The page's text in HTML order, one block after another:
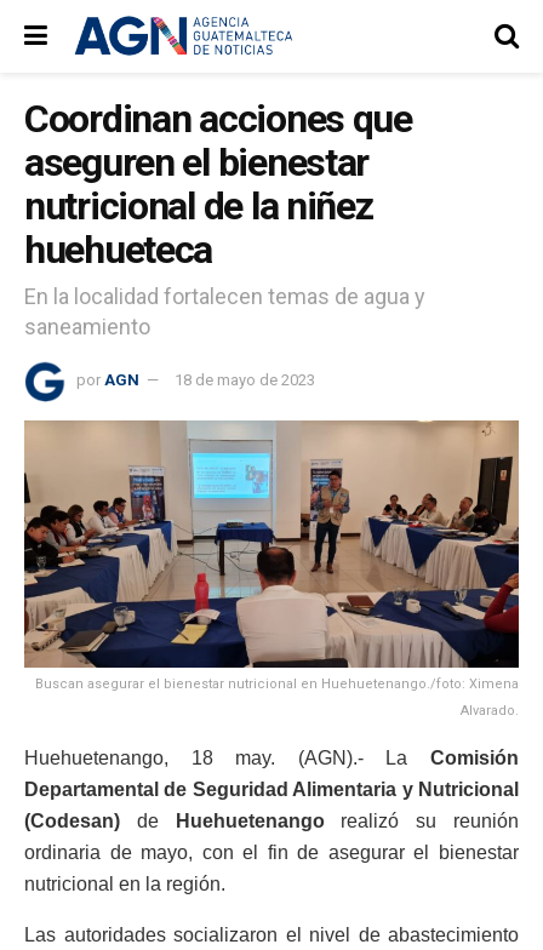
Coordinan acciones que
aseguren el bienestar
nutricional de la niñez
huehueteca
En la localidad fortalecen temas de agua y
saneamiento
por AGN 18 de mayo de 2023
Buscan asegurar el bienestar nutricional en Huehuetenango./foto: Ximena
Alvarado.
Huehuetenango, 18 may. (AGN).- La Comisión
Departamental de Seguridad Alimentaria y Nutricional
(Codesan) deHuehuetenangorealizó su reunión
ordinaria de mayo, con el fin de asegurar el bienestar
nutricional en la región.
Las autoridades socializaron el nivel de abastecimiento